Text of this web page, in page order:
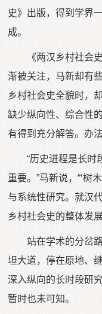
史》出版，得到学界
成。
《两汉乡村社会
渐被关注，马新却有
乡村社会史全貌时，
缺少纵向性、综合性
有得到充分解答。办法
“历史进程是长时
重要。”马新说，“‘树
与系统性研究。就汉
乡村社会史的整体发
站在学术的分岔
坦大道，停在原地、
深入纵向的长时段研
暂时也未可知。